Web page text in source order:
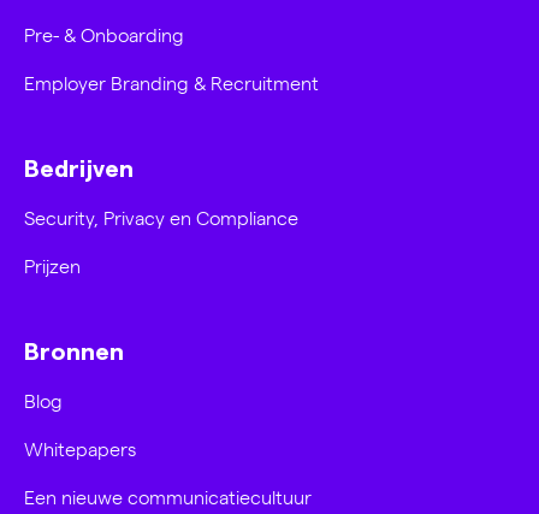
Pre- & Onboarding
Employer Branding & Recruitment
Bedrijven
Security, Privacy en Compliance
Prijzen
Bronnen
Blog
Whitepapers
Een nieuwe communicatiecultuur